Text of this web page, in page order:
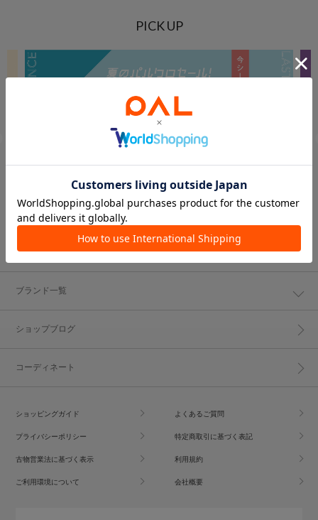
PICK UP
ブランド一覧
ショップブログ
コーディネート
ショッピングガイド よくあるご質問
プライバシーポリシー 特定商取引に基づく表記
古物営業法に基づく表示 利用規約
ご利用環境について 会社概要